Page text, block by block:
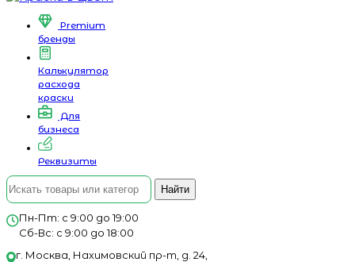
Premium
бренды
Калькулятор
расхода
краски
Для
бизнеса
Реквизиты
Найти
Пн-Пт: с 9:00 до 19:00
Сб-Вс: с 9:00 до 18:00
г. Москва, Нахимовский пр-т, д. 24,